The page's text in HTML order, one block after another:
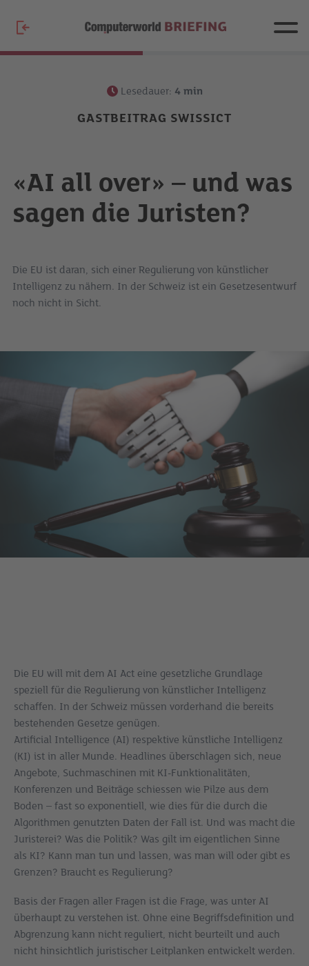
Lesedauer: 4 min
GASTBEITRAG SWISSICT
«AI all over» – und was
sagen die Juristen?
Die EU ist daran, sich einer Regulierung von künstlicher
Intelligenz zu nähern. In der Schweiz ist ein Gesetzesentwurf
noch nicht in Sicht.
Die EU will mit dem AI Act eine gesetzliche Grundlage
speziell für die Regulierung von künstlicher Intelligenz
schaffen. In der Schweiz müssen vorderhand die bereits
bestehenden Gesetze genügen.
Artificial Intelligence (AI) respektive künstliche Intelligenz
(KI) ist in aller Munde. Headlines überschlagen sich, neue
Angebote, Suchmaschinen mit KI-Funktionalitäten,
Konferenzen und Beiträge schiessen wie Pilze aus dem
Boden – fast so exponentiell, wie dies für die durch die
Algorithmen genutzten Daten der Fall ist. Und was macht die
Juristerei? Was die Politik? Was gilt im eigentlichen Sinne
als KI? Kann man tun und lassen, was man will oder gibt es
Grenzen? Braucht es Regulierung?
Basis der Fragen aller Fragen ist die Frage, was unter AI
überhaupt zu verstehen ist. Ohne eine Begriffsdefinition und
Abgrenzung kann nicht reguliert, nicht beurteilt und auch
nicht hinsichtlich juristischer Leitplanken entwickelt werden.